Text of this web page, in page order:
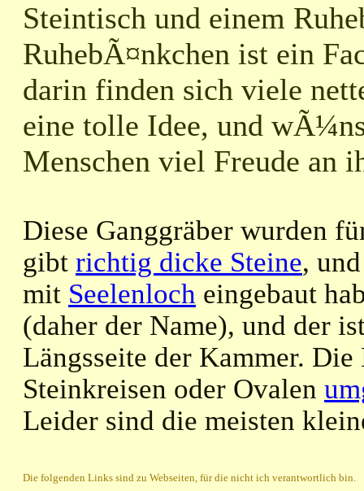
Steintisch und einem
RuhebÃ¤nkchen ist ein
darin finden sich viele
eine tolle Idee, und
Menschen viel Freude an
Diese Ganggräber wurden
gibt richtig dicke Steine,
mit Seelenloch eingebaut
(daher der Name), und der
Längsseite der Kammer.
Steinkreisen oder Ovalen
Leider sind die meisten
Die folgenden Links sind zu Webseiten, für die nicht ich verantwortlich bin.